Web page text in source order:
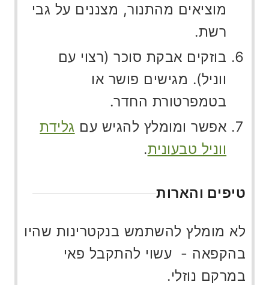
מוציאים מהתנור, מצננים על גבי
רשת.
בוזקים אבקת סוכר (רצוי עם
ווניל). מגישים פושר או
בטמפרטורת החדר.
אפשר ומומלץ להגיש עם גלידת
ווניל טבעונית.
טיפים והארות
לא מומלץ להשתמש בנקטרינות שהיו
בהקפאה - עשוי להתקבל פאי
במרקם נוזלי.